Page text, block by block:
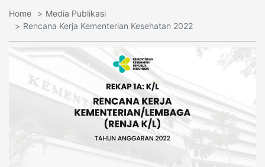
Home
Media Publikasi
Rencana Kerja Kementerian Kesehatan 2022